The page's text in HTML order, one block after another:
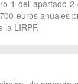
1 del apartado
euros anuales
la LIRPF.